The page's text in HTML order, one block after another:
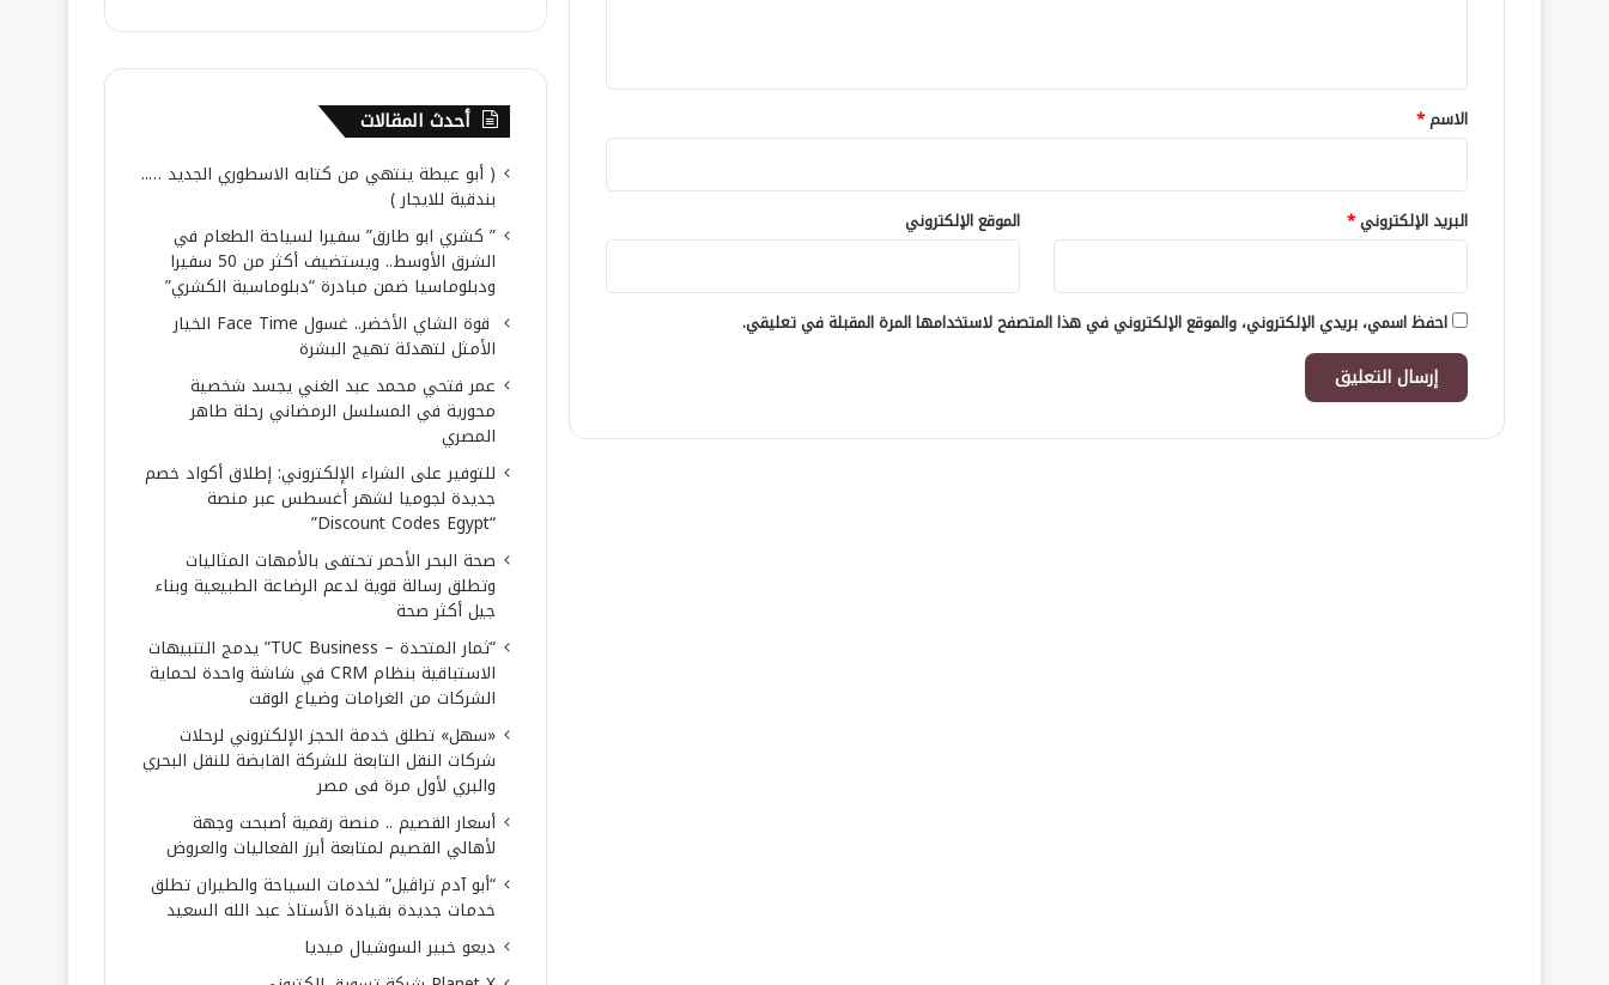
*
الاسم*
البريد الإلكتروني* الموقع الإلكتروني
احفظ اسمي، بريدي الإلكتروني، والموقع الإلكتروني في هذا المتصفح لاستخدامها المرة المقبلة في تعليقي.
أحدث المقالات
( أبو عيطة ينتهي من كتابه الاسطوري الجديد …..
بندقية للايجار )
” كشري ابو طارق” سفيرا لسياحة الطعام في
الشرق الأوسط.. ويستضيف أكثر من 50 سفيرا
ودبلوماسيا ضمن مبادرة “دبلوماسية الكشري”
قوة الشاي الأخضر.. غسول Face Time الخيار
الأمثل لتهدئة تهيج البشرة
عمر فتحي محمد عبد الغني يجسد شخصية
محورية في المسلسل الرمضاني رحلة طاهر
المصري
للتوفير على الشراء الإلكتروني: إطلاق أكواد خصم
جديدة لجوميا لشهر أغسطس عبر منصة
“Discount Codes Egypt”
صحة البحر الأحمر تحتفى بالأمهات المثاليات
وتطلق رسالة قوية لدعم الرضاعة الطبيعية وبناء
جيل أكثر صحة
“ثمار المتحدة – TUC Business” يدمج التنبيهات
الاستباقية بنظام CRM في شاشة واحدة لحماية
الشركات من الغرامات وضياع الوقت
«سهل» تطلق خدمة الحجز الإلكتروني لرحلات
شركات النقل التابعة للشركة القابضة للنقل البحري
والبري لأول مرة فى مصر
أسعار القصيم .. منصة رقمية أصبحت وجهة
لأهالي القصيم لمتابعة أبرز الفعاليات والعروض
“أبو آدم تراڤيل” لخدمات السياحة والطيران تطلق
خدمات جديدة بقيادة الأستاذ عبد الله السعيد
ديعو خبير السوشيال ميديا